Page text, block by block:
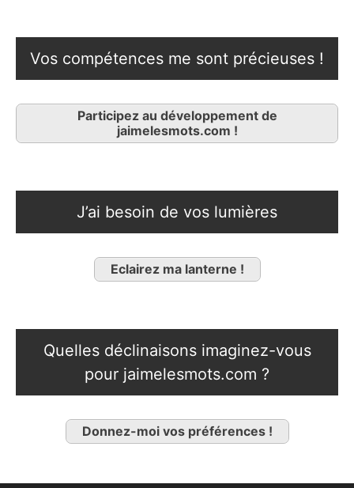
Vos compétences me sont précieuses !
Participez au développement de
jaimelesmots.com !
J’ai besoin de vos lumières
Eclairez ma lanterne !
Quelles déclinaisons imaginez-vous
pour jaimelesmots.com ?
Donnez-moi vos préférences !